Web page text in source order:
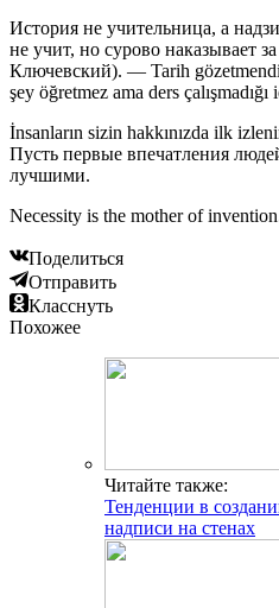
История не учительница, а
не учит, но сурово наказывает
Ключевский). — Tarih
şey öğretmez ama ders çalışmadığı
İnsanların sizin hakkınızda ilk
Пусть первые впечатления
лучшими.
Necessity is the mother of
Поделиться
Отправить
Класснуть
Похожее
Читайте также:
Тенденции в
надписи на стенах